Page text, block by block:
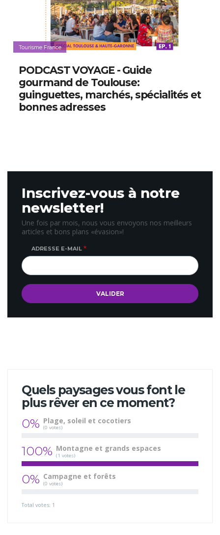
Tourisme France
PODCAST VOYAGE - Guide
gourmand de Toulouse:
guinguettes, marchés, spécialités et
bonnes adresses
Inscrivez-vous à notre
newsletter!
Une fois par mois, nous vous envoyons nos meilleurs
articles et bons plans «évasion»!
ADRESSE E-MAIL
Quels paysages vous font le
plus rêver en ce moment?
0% Plage, soleil et cocotiers
(0 votes)
100% Montagne et grands espaces
(1 votes)
0% Campagne et forêts
(0 votes)
Total votes: 1